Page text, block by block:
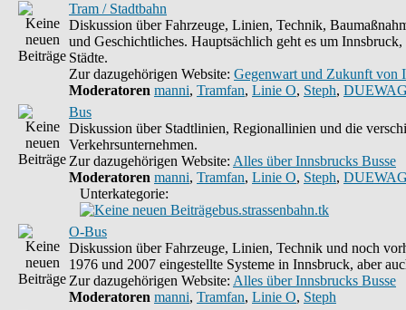
Tram / Stadtbahn
Diskussion über Fahrzeuge, Linien, Technik,
und Geschichtliches. Hauptsächlich geht es um Innsbruck,
Städte.
Zur dazugehörigen Website: Gegenwart und Zukunft von
Moderatoren manni, Tramfan, Linie O, Steph,
Bus
Diskussion über Stadtlinien, Regionallinien und die
Verkehrsunternehmen.
Zur dazugehörigen Website: Alles über Innsbrucks Busse
Moderatoren manni, Tramfan, Linie O, Steph,
Unterkategorie:
bus.strassenbahn.tk
O-Bus
Diskussion über Fahrzeuge, Linien, Technik und noch
1976 und 2007 eingestellte Systeme in Innsbruck, aber
Zur dazugehörigen Website: Alles über Innsbrucks Busse
Moderatoren manni, Tramfan, Linie O, Steph